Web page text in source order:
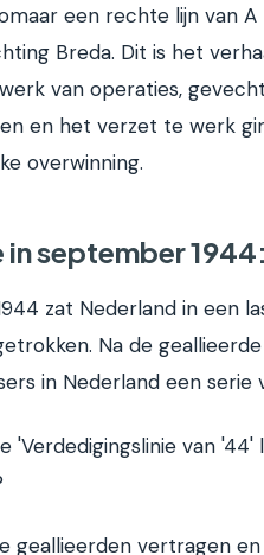
een rechte lijn van
Breda. Dit is het
van operaties,
en het verzet te werk
overwinning.
september
zat Nederland in een
Na de
in Nederland een serie
'Verdedigingslinie van
geallieerden vertragen